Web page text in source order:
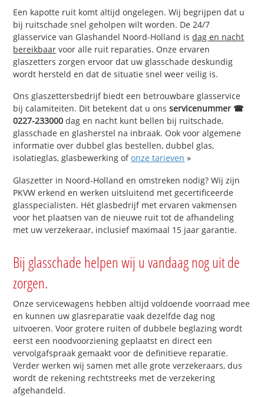
Een kapotte ruit komt altijd ongelegen. Wij begrijpen dat u
bij ruitschade snel geholpen wilt worden. De 24/7
glasservice van Glashandel Noord-Holland isdag en nacht
bereikbaar voor alle ruit reparaties. Onze ervaren
glaszetters zorgen ervoor dat uw glasschade deskundig
wordt hersteld en dat de situatie snel weer veilig is.
Ons glaszettersbedrijf biedt een betrouwbare glasservice
bij calamiteiten. Dit betekent dat u onsservicenummer ☎
0227-233000 dag en nacht kunt bellen bij ruitschade,
glasschade en glasherstel na inbraak. Ook voor algemene
informatie over dubbel glas bestellen, dubbel glas,
isolatieglas, glasbewerking ofonze tarieven »
Glaszetter in Noord-Holland en omstreken nodig? Wij zijn
PKVW erkend en werken uitsluitend met gecertificeerde
glasspecialisten. Hét glasbedrijf met ervaren vakmensen
voor het plaatsen van de nieuwe ruit tot de afhandeling
met uw verzekeraar, inclusief maximaal 15 jaar garantie.
Bij glasschade helpen wij u vandaag nog uit de
zorgen.
Onze servicewagens hebben altijd voldoende voorraad mee
en kunnen uw glasreparatie vaak dezelfde dag nog
uitvoeren. Voor grotere ruiten of dubbele beglazing wordt
eerst een noodvoorziening geplaatst en direct een
vervolgafspraak gemaakt voor de definitieve reparatie.
Verder werken wij samen met alle grote verzekeraars, dus
wordt de rekening rechtstreeks met de verzekering
afgehandeld.